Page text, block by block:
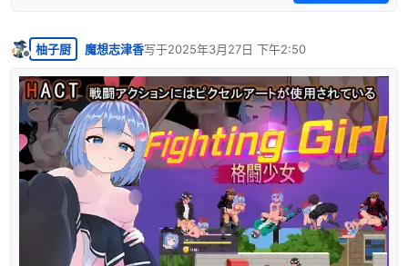
离线
柚子厨 魔想志津香写于2025年3月27日 下午2:50
最后由 编辑